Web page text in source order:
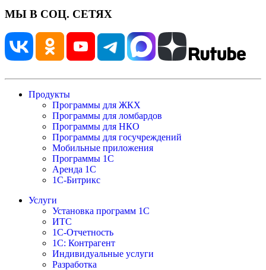
МЫ В СОЦ. СЕТЯХ
Продукты
Программы для ЖКХ
Программы для ломбардов
Программы для НКО
Программы для госучреждений
Мобильные приложения
Программы 1С
Аренда 1С
1С-Битрикс
Услуги
Установка программ 1С
ИТС
1С-Отчетность
1С: Контрагент
Индивидуальные услуги
Разработка